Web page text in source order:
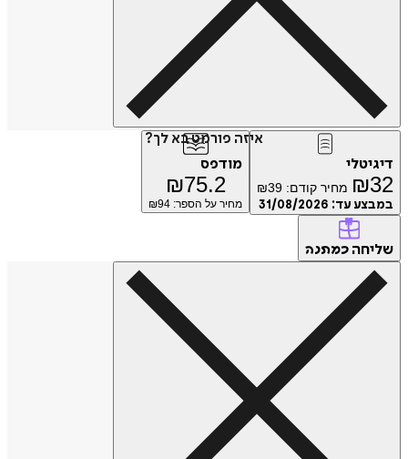
איזה פורמט בא לך?
דיגיטלי
₪32 מחיר קודם: ₪39
במבצע עד: 31/08/2026
מודפס
₪75.2
מחיר על הספר: ₪ 94
שליחה כמתנה